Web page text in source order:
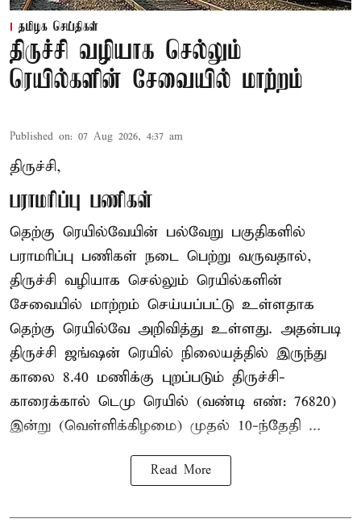
தமிழக செய்திகள்
திருச்சி வழியாக செல்லும்
ரெயில்களின் சேவையில் மாற்றம்
Published on: 07 Aug 2026, 4:37 am
திருச்சி,
பராமரிப்பு பணிகள்
தெற்கு ரெயில்வேயின் பல்வேறு பகுதிகளில்
பராமரிப்பு பணிகள் நடை பெற்று வருவதால்,
திருச்சி வழியாக செல்லும் ரெயில்களின்
சேவையில் மாற்றம் செய்யப்பட்டு உள்ளதாக
தெற்கு ரெயில்வே அறிவித்து உள்ளது. அதன்படி
திருச்சி ஜங்ஷன் ரெயில் நிலையத்தில் இருந்து
காலை 8.40 மணிக்கு புறப்படும் திருச்சி-
காரைக்கால் டெமு ரெயில் (வண்டி எண்: 76820)
இன்று (வெள்ளிக்கிழமை) முதல் 10-ந்தேதி ...
Read More